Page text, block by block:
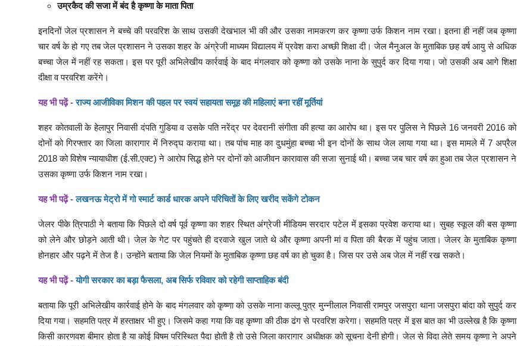
उम्रकैद की सजा में बंद है कृष्णा के माता पिता
इनदिनों जेल प्रशासन ने बच्चे की परवरिश के साथ उसकी देखभाल भी की और उसका नामकरण कर कृष्णा उर्फ किशन नाम रखा। इतना ही नहीं जब कृष्णा
चार वर्ष के हो गए तब जेल प्रशासन ने उसका शहर के अंग्रेजी माध्यम विद्यालय में प्रवेश करा अच्छी शिक्षा दी। जेल मैनुअल के मुताबिक छह वर्ष आयु से अधिक
बच्चा जेल में नहीं रह सकता। इस पर पूरी अभिलेखीय कार्रवाई के बाद मंगलवार को कृष्णा को उसके नाना के सुपुर्द कर दिया गया। जो उसकी अब आगे शिक्षा
दीक्षा व परवरिश करेंगे।
यह भी पढ़ें -राज्य आजीविका मिशन की पहल पर स्वयं सहायता समूह की महिलाएं बना रहीं मूर्तियां
शहर कोतवाली के हेलापुर निवासी दंपति गुडिया व उसके पति नरेंद्र पर देवरानी संगीता की हत्या का आरोप था। इस पर पुलिस ने पिछले 16 जनवरी 2016 को
दोनों को गिरफ्तार का जिला कारागार में निरुद्घ कराया था। तब पांच माह का दुधमुंहा बच्चा भी इन दोनों के साथ जेल लाया गया था। इस मामले में 7 अप्रैल
2018 को विशेष न्यायाधीश (ई.सी.एक्ट) ने आरोप सिद्ध होने पर दोनों को आजीवन कारावास की सजा सुनाई थी। बच्चा जब चार वर्ष का हुआ तब जेल प्रशासन ने
उसका कृष्णा उर्फ किशन नाम रखा।
यह भी पढ़ें -लखनऊ मेट्रो में गो स्मार्ट कार्ड धारक अपने परिचितों के लिए खरीद सकेंगे टोकन
जेलर पीके त्रिपाठी ने बताया कि पिछले दो वर्ष पूर्व कृष्णा का शहर स्थित अंग्रेजी मीडियम सरदार पटेल में इसका प्रवेश कराया था। सुबह स्कूल की बस कृष्णा
को लेने और छोड़ने आती थी। जेल के गेट पर पहुंचते ही दरवाजे खुल जाते थे और कृष्णा अपनी मां व पिता की बैरक में पहुंच जाता। जेलर के मुताबिक कृष्णा
होनहार और पढ़ने में तेज है। उन्होंने बताया कि जेल नियमों के मुताबिक कृष्णा छह वर्ष का हो चुका है। जिस पर उसे अब जेल में नहीं रख सकते।
यह भी पढ़ें -योगी सरकार का बड़ा फैसला, अब सिर्फ रविवार को रहेगी साप्ताहिक बंदी
बताया कि पूरी अभिलेखीय कार्रवाई होने के बाद मंगलवार को कृष्णा को उसके नाना कल्लू पुत्र मुन्नीलाल निवासी रामपुर जसपुरा थाना जसपुरा बांदा को सुपुर्द कर
दिया गया। सहमति पत्र में हस्ताक्षर भी हुए। जिसमे कहा गया कि वह कृष्णा की ठीक ढंग से परवरिश करेगा। सहमति पत्र में इस बात का भी उल्लेख है कि कृष्णा
किसी कारणवश बीमार होता है या कोई विषम परिस्थित पैदा होती है तो उसे जिला कारागार अधीक्षक को सूचना देनी होगी। जेल से विदा लेते समय कृष्णा ने अपने